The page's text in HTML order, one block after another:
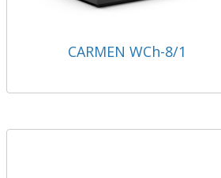
CARMEN WCh-8/1